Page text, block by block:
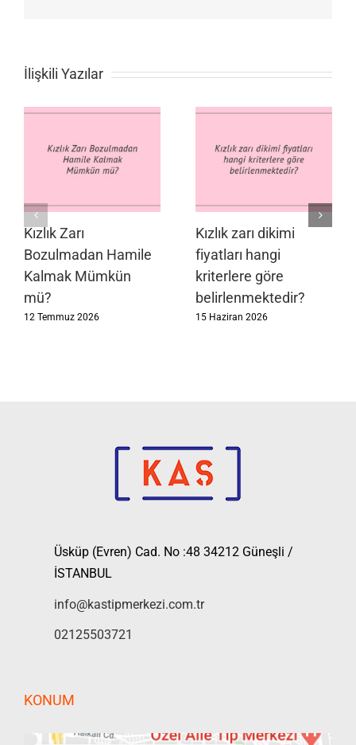
İlişkili Yazılar
Kızlık Zarı
Bozulmadan Hamile
Kalmak Mümkün
mü?
12 Temmuz 2026
Kızlık zarı dikimi
fiyatları hangi
kriterlere göre
belirlenmektedir?
15 Haziran 2026
Üsküp (Evren) Cad. No :48 34212 Güneşli /
İSTANBUL
info@kastipmerkezi.com.tr
02125503721
KONUM